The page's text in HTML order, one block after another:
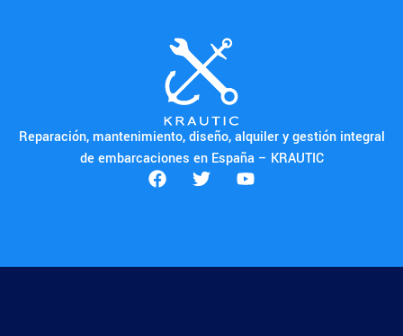
Reparación, mantenimiento, diseño, alquiler y gestión integral
de embarcaciones en España – KRAUTIC